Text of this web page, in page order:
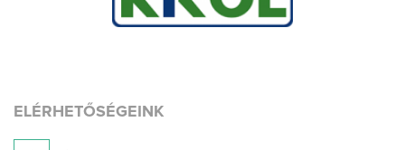
ELÉRHETŐSÉGEINK